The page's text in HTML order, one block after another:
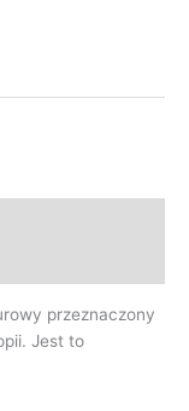
przeznaczony
Jest to